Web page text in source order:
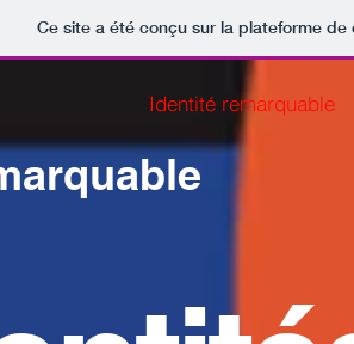
Ce site a été conçu sur la plateforme
Identité remarquable